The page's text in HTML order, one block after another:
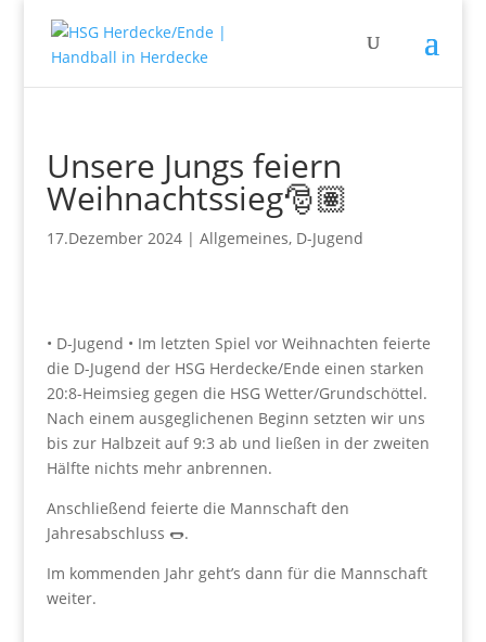
Unsere Jungs feiern
Weihnachtssieg🎅🏽
17.Dezember 2024| Allgemeines, D-Jugend
• D-Jugend • Im letzten Spiel vor Weihnachten feierte
die D-Jugend der HSG Herdecke/Ende einen starken
20:8-Heimsieg gegen die HSG Wetter/Grundschöttel.
Nach einem ausgeglichenen Beginn setzten wir uns
bis zur Halbzeit auf 9:3 ab und ließen in der zweiten
Hälfte nichts mehr anbrennen.
Anschließend feierte die Mannschaft den
Jahresabschluss 🌭.
Im kommenden Jahr geht’s dann für die Mannschaft
weiter.